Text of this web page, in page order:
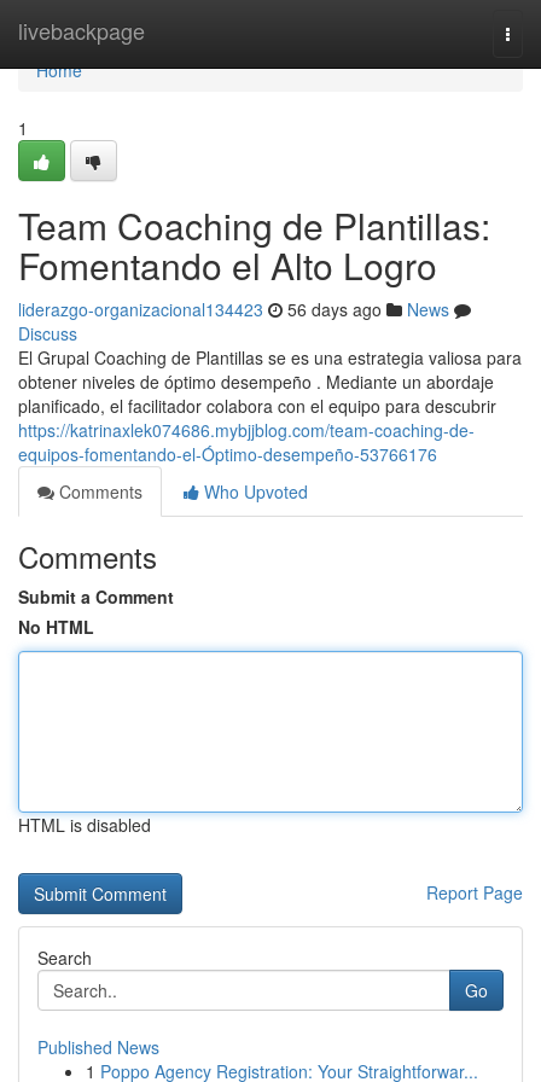
livebackpage
Home
Home
1
Team Coaching de Plantillas:
Fomentando el Alto Logro
liderazgo-organizacional134423 56 days ago
News
Discuss
El Grupal Coaching de Plantillas se es una estrategia valiosa para
obtener niveles de óptimo desempeño . Mediante un abordaje
planificado, el facilitador colabora con el equipo para descubrir
https://katrinaxlek074686.mybjjblog.com/team-coaching-de-
equipos-fomentando-el-Óptimo-desempeño-53766176
Comments
Who Upvoted
Comments
Submit a Comment
No HTML
HTML is disabled
Report Page
Search
Go
Published News
1 Poppo Agency Registration: Your Straightforwar...